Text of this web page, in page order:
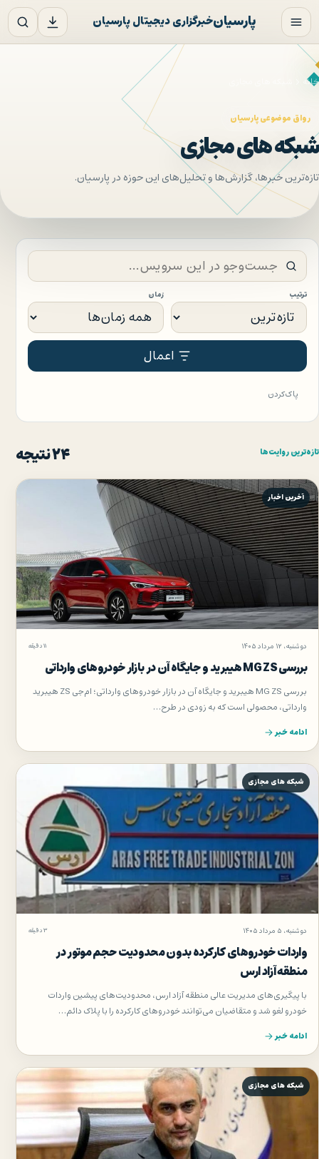
رفتن به محتوای اصلی
پارسیانخبرگزاری دیجیتال پارسیان
خانه
رواق موضوعی پارسیان
شبکه های مجازی
تازه‌ترین خبرها، گزارش‌ها و تحلیل‌های این حوزه در پارسیان.
ترتیب زمان
اعمال
پاک‌کردن
تازه‌ترین روایت‌ها ۲۴ نتیجه
آخرین اخبار
دوشنبه، ۱۲ مرداد ۱۴۰۵ ۱۱ دقیقه
بررسی MG ZS هیبرید و جایگاه آن در بازار خودروهای وارداتی
بررسی MG ZS هیبرید و جایگاه آن در بازار خودروهای وارداتی؛ ام‌جی ZS هیبرید
وارداتی، محصولی است که به زودی در طرح…
ادامه خبر
شبکه های مجازی
دوشنبه، ۵ مرداد ۱۴۰۵ ۳ دقیقه
واردات خودروهای کارکرده بدون محدودیت حجم موتور در
منطقه آزاد ارس
با پیگیری‌های مدیریت عالی منطقه آزاد ارس، محدودیت‌های پیشین واردات
خودرو لغو شد و متقاضیان می‌توانند خودروهای کارکرده را با پلاک دائم…
ادامه خبر
شبکه های مجازی